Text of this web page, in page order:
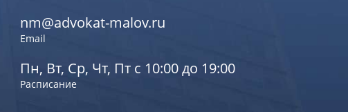
nm@advokat-malov.ru
Email
Пн, Вт, Ср, Чт, Пт с 10:00 до 19:00
Расписание